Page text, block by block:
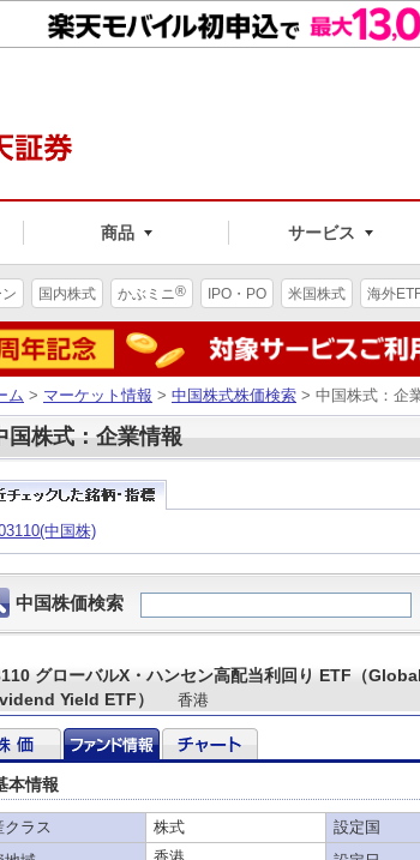
商品 サービス
国内株式 かぶミニ® IPO・PO 米国株式 海外
ム > マーケット情報 > 中国株式株価検索 > 中国株式：企
国株式：企業情報
中国株)